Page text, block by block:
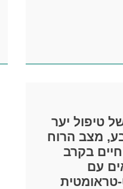
טיפול יער
מצב הרוח
בקרב
עם